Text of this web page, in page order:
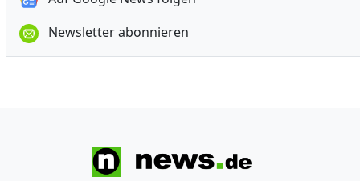
Newsletter abonnieren